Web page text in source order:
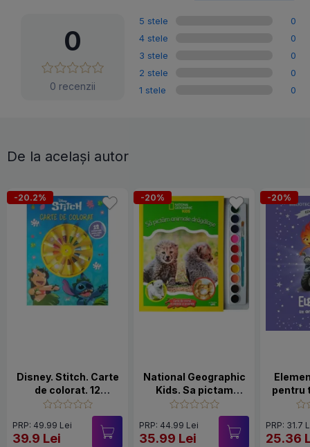
0
0 recenzii
5 stele
0
4 stele
0
3 stele
0
2 stele
0
1 stele
0
De la același autor
-20.2%
Disney. Stitch. Carte
de colorat. 12
creioane mici pentru
maini de pitici
PRP: 49.99 Lei
39.9 Lei
-20%
National Geographic
Kids. Sa pictam
animale dragalase
PRP: 44.99 Lei
35.99 Lei
-20%
pentru
editie
PRP: 31.7
25.36